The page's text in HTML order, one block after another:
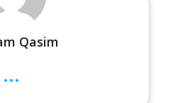
Qasim
...